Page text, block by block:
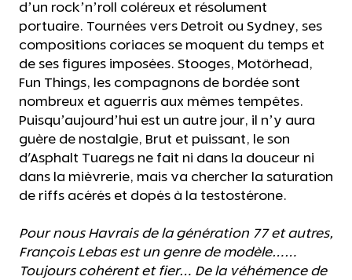
d’un rock’n’roll coléreux et résolument
portuaire. Tournées vers Detroit ou Sydney, ses
compositions coriaces se moquent du temps et
de ses figures imposées. Stooges, Motörhead,
Fun Things, les compagnons de bordée sont
nombreux et aguerris aux mêmes tempêtes.
Puisqu’aujourd’hui est un autre jour, il n’y aura
guère de nostalgie, Brut et puissant, le son
d'Asphalt Tuaregs ne fait ni dans la douceur ni
dans la mièvrerie, mais va chercher la saturation
de riffs acérés et dopés à la testostérone.
Pour nous Havrais de la génération 77 et autres,
François Lebas est un genre de modèle……
Toujours cohérent et fier… De la véhémence de